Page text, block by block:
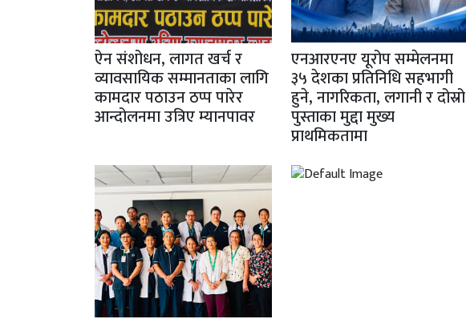
ऐन संशोधन, लागत खर्च र
व्यावसायिक सम्मानताका लागि
कामदार पठाउन ठप्प पारेर
आन्दोलनमा उत्रिए म्यानपावर
एनआरएनए यूरोप सम्मेलनमा
३५ देशका प्रतिनिधि सहभागी
हुने, नागरिकता, लगानी र दोस्रो
पुस्ताका मुद्दा मुख्य
प्राथमिकतामा